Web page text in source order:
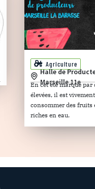
Agriculture
Halle de
Marseille 11e
En cet été marqué par
élevées, il est
consommer des fruits
riches en eau.